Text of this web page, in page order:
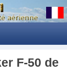
F-50 de